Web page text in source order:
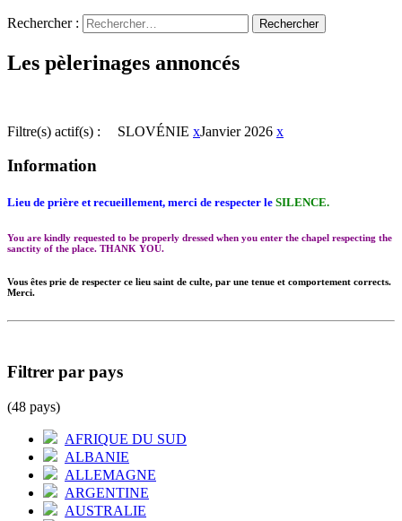
Rechercher :
Les pèlerinages annoncés
Filtre(s) actif(s) : SLOVÉNIE xJanvier 2026 x
Information
Lieu de prière et recueillement, merci de respecter le SILENCE.
You are kindly requested to be properly dressed when you enter the chapel respecting the
sanctity of the place. THANK YOU.
Vous êtes prie de respecter ce lieu saint de culte, par une tenue et comportement corrects.
Merci.
Filtrer par pays
(48 pays)
AFRIQUE DU SUD
ALBANIE
ALLEMAGNE
ARGENTINE
AUSTRALIE